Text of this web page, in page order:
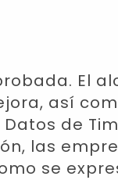
El
así
de
las
se